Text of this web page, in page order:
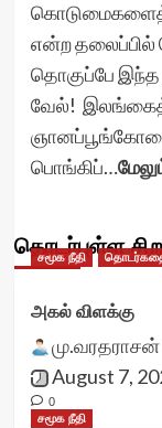
என்ற
தொகுப்பே இந்த
வேல்! இலங்கைத்
பொங்கிப்…
தொடர்புள்ள
சமூக நீதி
அகல் விளக்கு
மு.வரதராசன்
August 7,
0
சமூக நீதி